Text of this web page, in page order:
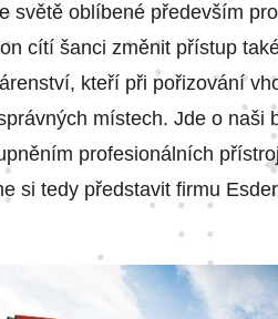
světě oblíbené především
cítí šanci změnit přístup
kteří při pořizování
místech. Jde o naši
profesionálních
si tedy představit firmu